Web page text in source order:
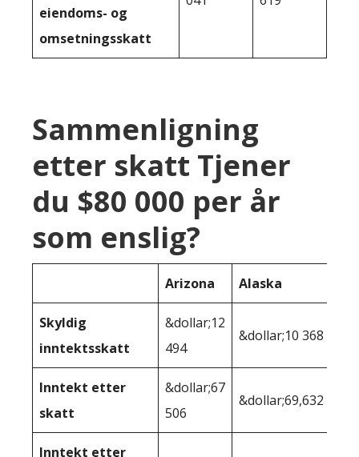
eiendoms- og
omsetningsskatt
Sammenligning
etter skatt Tjener
du $80 000 per år
som enslig?
Arizona Alaska
Skyldig
inntektsskatt
&dollar;12
494
&dollar;10 368
Inntekt etter
skatt
&dollar;67
506
&dollar;69,632
Inntekt etter